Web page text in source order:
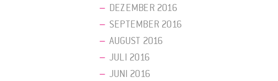
DEZEMBER 2016
SEPTEMBER 2016
AUGUST 2016
JULI 2016
JUNI 2016